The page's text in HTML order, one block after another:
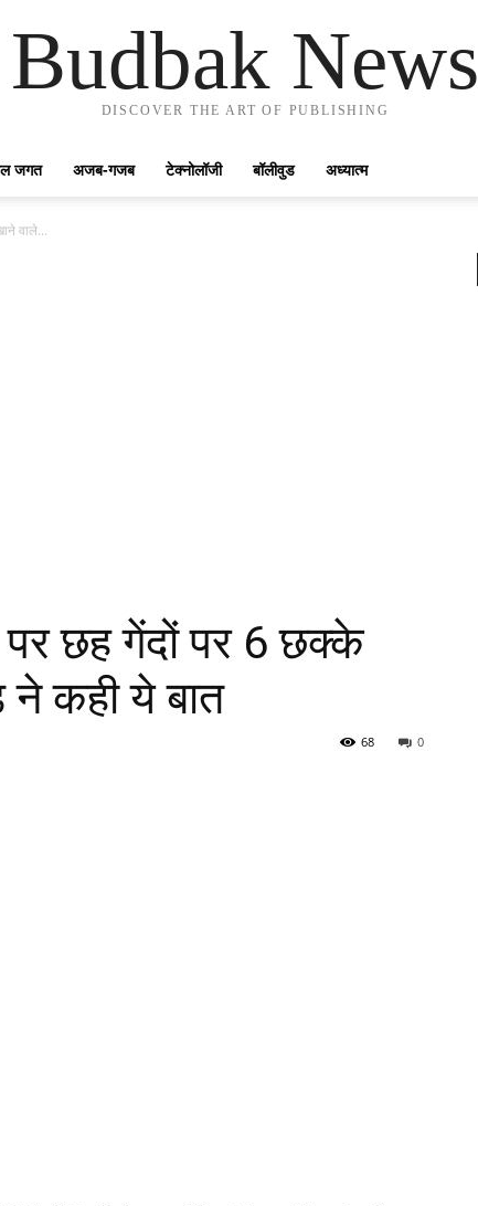
Budbak News
DISCOVER THE ART OF PUBLISHING
जगत अजब-गजब टेक्नोलॉजी बॉलीवुड अध्यात्म
वाले...
छह गेंदों पर 6 छक्के
ने कही ये बात
0
68